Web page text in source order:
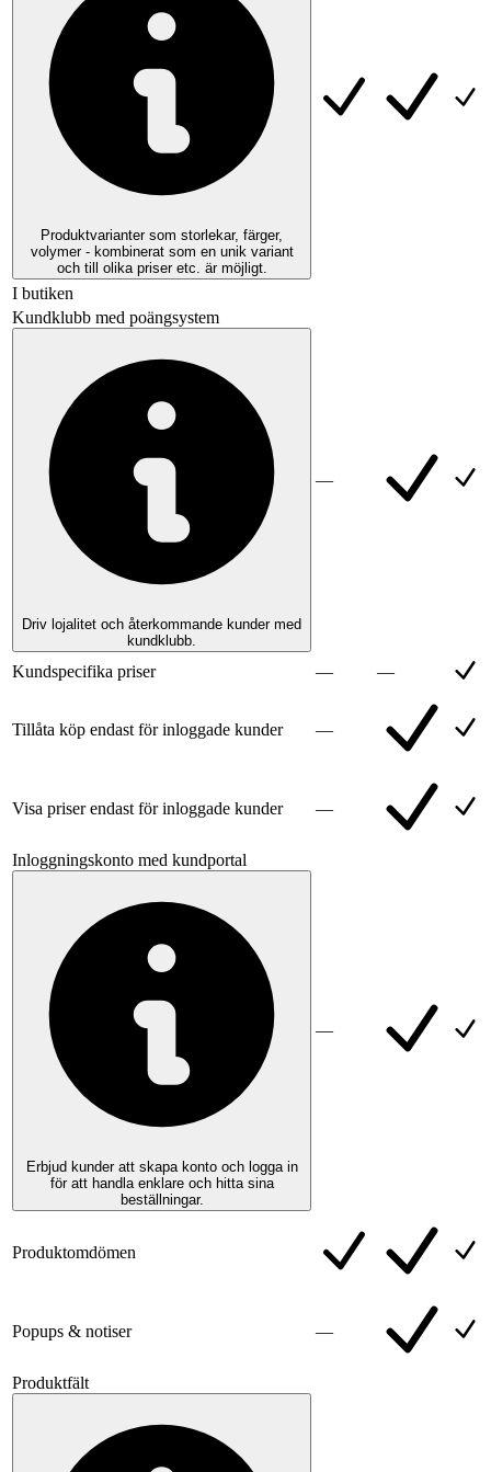
Produktvarianter som storlekar, färger,
volymer - kombinerat som en unik variant
och till olika priser etc. är möjligt.
I butiken
Kundklubb med poängsystem
Driv lojalitet och återkommande kunder med
kundklubb.
—
Kundspecifika priser — —
Tillåta köp endast för inloggade kunder —
Visa priser endast för inloggade kunder —
Inloggningskonto med kundportal
Erbjud kunder att skapa konto och logga in
för att handla enklare och hitta sina
beställningar.
—
Produktomdömen
Popups & notiser —
Produktfält